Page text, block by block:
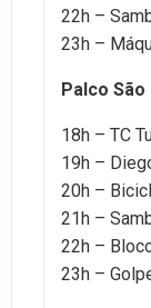
22h –
23h –
Palco
18h – TC
19h –
20h –
21h –
22h –
23h –